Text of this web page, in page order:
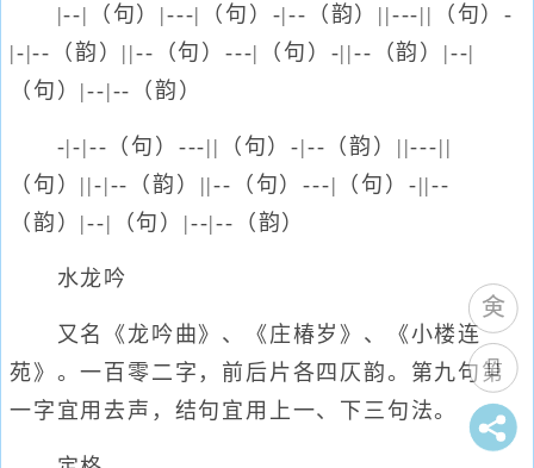
|--|（句）|---|（句）-|--（韵）||---||（句）-
|-|--（韵）||--（句）---|（句）-||--（韵）|--|
（句）|--|--（韵）
-|-|--（句）---||（句）-|--（韵）||---||
（句）||-|--（韵）||--（句）---|（句）-||--
（韵）|--|（句）|--|--（韵）
水龙吟
又名《龙吟曲》、《庄椿岁》、《小楼连
苑》。一百零二字，前后片各四仄韵。第九句第
一字宜用去声，结句宜用上一、下三句法。